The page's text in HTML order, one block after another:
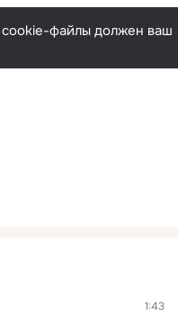
Русский
cookie-файлы должен ваш
1:43